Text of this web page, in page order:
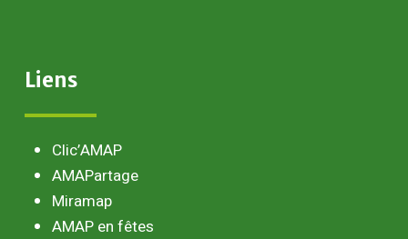
Liens
Clic’AMAP
AMAPartage
Miramap
AMAP en fêtes